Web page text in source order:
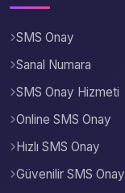
SMS Onay
Sanal Numara
SMS Onay Hizmeti
Online SMS Onay
Hızlı SMS Onay
Güvenilir SMS Onay